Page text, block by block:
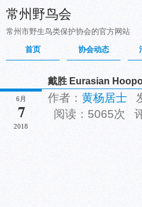
常州野鸟会
常州市野生鸟类保护协会的官方网站
首页
协会动态
6月
7
2018
戴胜 Eurasian
作者： 黄杨居士
阅读：5065次